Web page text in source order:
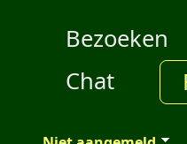
Bezoeken
Chat